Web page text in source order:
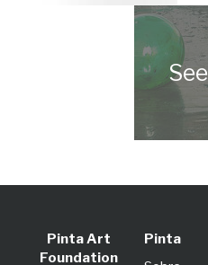
Pinta Art
Foundation
Pinta